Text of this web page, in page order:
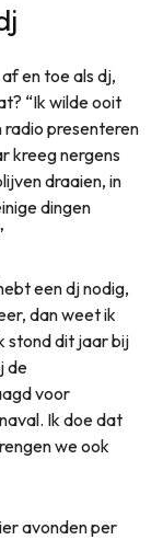
en toe als dj,
“Ik wilde ooit
radio presenteren
kreeg nergens
draaien, in
dingen
een dj nodig,
dan weet ik
stond dit jaar bij
de
voor
Ik doe dat
we ook
avonden per